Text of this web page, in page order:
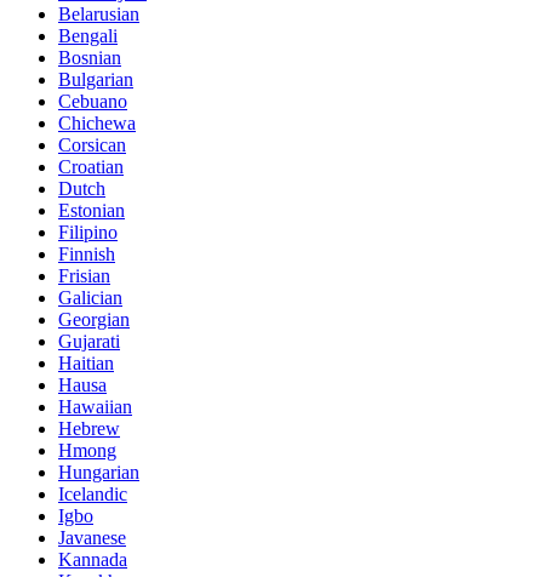
Belarusian
Bengali
Bosnian
Bulgarian
Cebuano
Chichewa
Corsican
Croatian
Dutch
Estonian
Filipino
Finnish
Frisian
Galician
Georgian
Gujarati
Haitian
Hausa
Hawaiian
Hebrew
Hmong
Hungarian
Icelandic
Igbo
Javanese
Kannada